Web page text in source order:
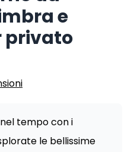
e
privato
tempo con i
le bellissime